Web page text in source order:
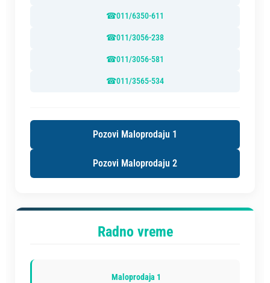
☎011/6350-611
☎011/3056-238
☎011/3056-581
☎011/3565-534
Pozovi Maloprodaju 1
Pozovi Maloprodaju 2
Radno vreme
Maloprodaja 1